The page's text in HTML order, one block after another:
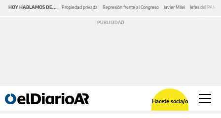
HOY HABLAMOS DE... Propiedad privada Represión frente al Congreso Javier Milei Jefes del PAMI
Hacete socia/o